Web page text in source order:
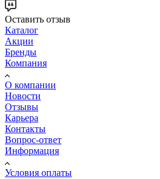
Оставить отзыв
Каталог
Акции
Бренды
Компания
О компании
Новости
Отзывы
Карьера
Контакты
Вопрос-ответ
Информация
Условия оплаты